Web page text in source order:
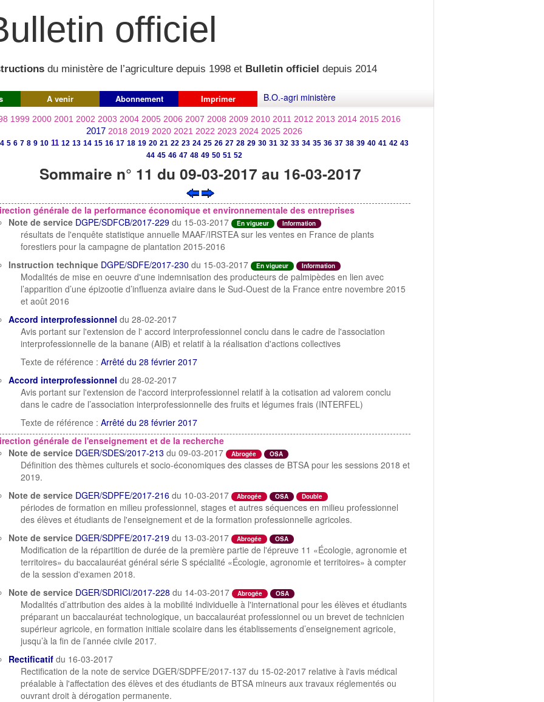
officiel
du ministère de l’agriculture depuis 1998 et Bulletin officiel depuis 2014
A venir Abonnement Imprimer B.O.-agri ministère
1999 2000 2001 2002 2003 2004 2005 2006 2007 2008 2009 2010 2011 2012 2013 2014 2015 2016
2017 2018 2019 2020 2021 2022 2023 2024 2025 2026
4 5 6 7 8 9 10 11 12 13 14 15 16 17 18 19 20 21 22 23 24 25 26 27 28 29 30 31 32 33 34 35 36 37 38 39 40 41 42 43
44 45 46 47 48 49 50 51 52
Sommaire n° 11 du 09-03-2017 au 16-03-2017
générale de la performance économique et environnementale des entreprises
Note de service DGPE/SDFCB/2017-229 du 15-03-2017 En vigueur Information
résultats de l'enquête statistique annuelle MAAF/IRSTEA sur les ventes en France de plants
forestiers pour la campagne de plantation 2015-2016
Instruction technique DGPE/SDFE/2017-230 du 15-03-2017 En vigueur Information
Modalités de mise en oeuvre d'une indemnisation des producteurs de palmipèdes en lien avec
l’apparition d’une épizootie d’influenza aviaire dans le Sud-Ouest de la France entre novembre 2015
et août 2016
Accord interprofessionnel du 28-02-2017
Avis portant sur l'extension de l' accord interprofessionnel conclu dans le cadre de l'association
interprofessionnelle de la banane (AIB) et relatif à la réalisation d'actions collectives
Texte de référence : Arrêté du 28 février 2017
Accord interprofessionnel du 28-02-2017
Avis portant sur l'extension de l'accord interprofessionnel relatif à la cotisation ad valorem conclu
dans le cadre de l’association interprofessionnelle des fruits et légumes frais (INTERFEL)
Texte de référence : Arrêté du 28 février 2017
générale de l'enseignement et de la recherche
Note de service DGER/SDES/2017-213 du 09-03-2017 Abrogée OSA
Définition des thèmes culturels et socio-économiques des classes de BTSA pour les sessions 2018 et
2019.
Note de service DGER/SDPFE/2017-216 du 10-03-2017 Abrogée OSA Double
périodes de formation en milieu professionnel, stages et autres séquences en milieu professionnel
des élèves et étudiants de l'enseignement et de la formation professionnelle agricoles.
Note de service DGER/SDPFE/2017-219 du 13-03-2017 Abrogée OSA
Modification de la répartition de durée de la première partie de l'épreuve 11 «Écologie, agronomie et
territoires» du baccalauréat général série S spécialité «Écologie, agronomie et territoires» à compter
de la session d'examen 2018.
Note de service DGER/SDRICI/2017-228 du 14-03-2017 Abrogée OSA
Modalités d’attribution des aides à la mobilité individuelle à l'international pour les élèves et étudiants
préparant un baccalauréat technologique, un baccalauréat professionnel ou un brevet de technicien
supérieur agricole, en formation initiale scolaire dans les établissements d’enseignement agricole,
jusqu’à la fin de l’année civile 2017.
Rectificatif du 16-03-2017
Rectification de la note de service DGER/SDPFE/2017-137 du 15-02-2017 relative à l'avis médical
préalable à l'affectation des élèves et des étudiants de BTSA mineurs aux travaux réglementés ou
ouvrant droit à dérogation permanente.